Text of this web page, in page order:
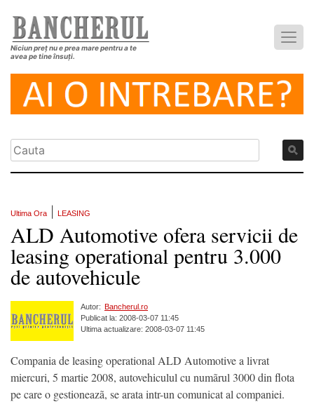
Niciun preț nu e prea mare pentru a te
avea pe tine însuți.
Ultima Ora LEASING
ALD Automotive ofera servicii de
leasing operational pentru 3.000
de autovehicule
Autor: Bancherul.ro
Publicat la: 2008-03-07 11:45
Ultima actualizare: 2008-03-07 11:45
Compania de leasing operational ALD Automotive a livrat
miercuri, 5 martie 2008, autovehiculul cu numãrul 3000 din flota
pe care o gestioneazã, se arata intr-un comunicat al companiei.